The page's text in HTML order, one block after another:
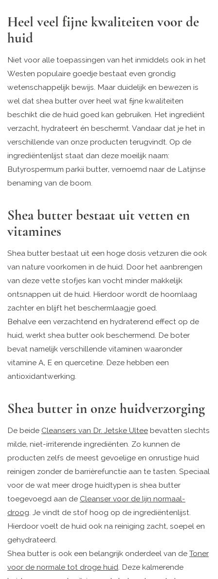
Heel veel fijne kwaliteiten voor de
huid
Niet voor alle toepassingen van het inmiddels ook in het
Westen populaire goedje bestaat even grondig
wetenschappelijk bewijs. Maar duidelijk en bewezen is
wel dat shea butter over heel wat fijne kwaliteiten
beschikt die de huid goed kan gebruiken. Het ingrediënt
verzacht, hydrateert én beschermt. Vandaar dat je het in
verschillende van onze producten terugvindt. Op de
ingrediëntenlijst staat dan deze moeilijk naam:
Butyrospermum parkii butter, vernoemd naar de Latijnse
benaming van de boom.
Shea butter bestaat uit vetten en
vitamines
Shea butter bestaat uit een hoge dosis vetzuren die ook
van nature voorkomen in de huid. Door het aanbrengen
van deze vette stofjes kan vocht minder makkelijk
ontsnappen uit de huid. Hierdoor wordt de hoornlaag
zachter en blijft het beschermlaagje goed.
Behalve een verzachtend en hydraterend effect op de
huid, werkt shea butter ook beschermend. De boter
bevat namelijk verschillende vitaminen waaronder
vitamine A, E en quercetine. Deze hebben een
antioxidantwerking.
Shea butter in onze huidverzorging
De beide Cleansers van Dr. Jetske Ultee bevatten slechts
milde, niet-irriterende ingrediënten. Zo kunnen de
producten zelfs de meest gevoelige en onrustige huid
reinigen zonder de barrièrefunctie aan te tasten. Speciaal
voor de wat meer droge huidtypen is shea butter
toegevoegd aan de Cleanser voor de lijn normaal-
droog. Je vindt de stof hoog op de ingrediëntenlijst.
Hierdoor voelt de huid ook na reiniging zacht, soepel en
gehydrateerd.
Shea butter is ook een belangrijk onderdeel van de Toner
voor de normale tot droge huid. Deze kalmerende